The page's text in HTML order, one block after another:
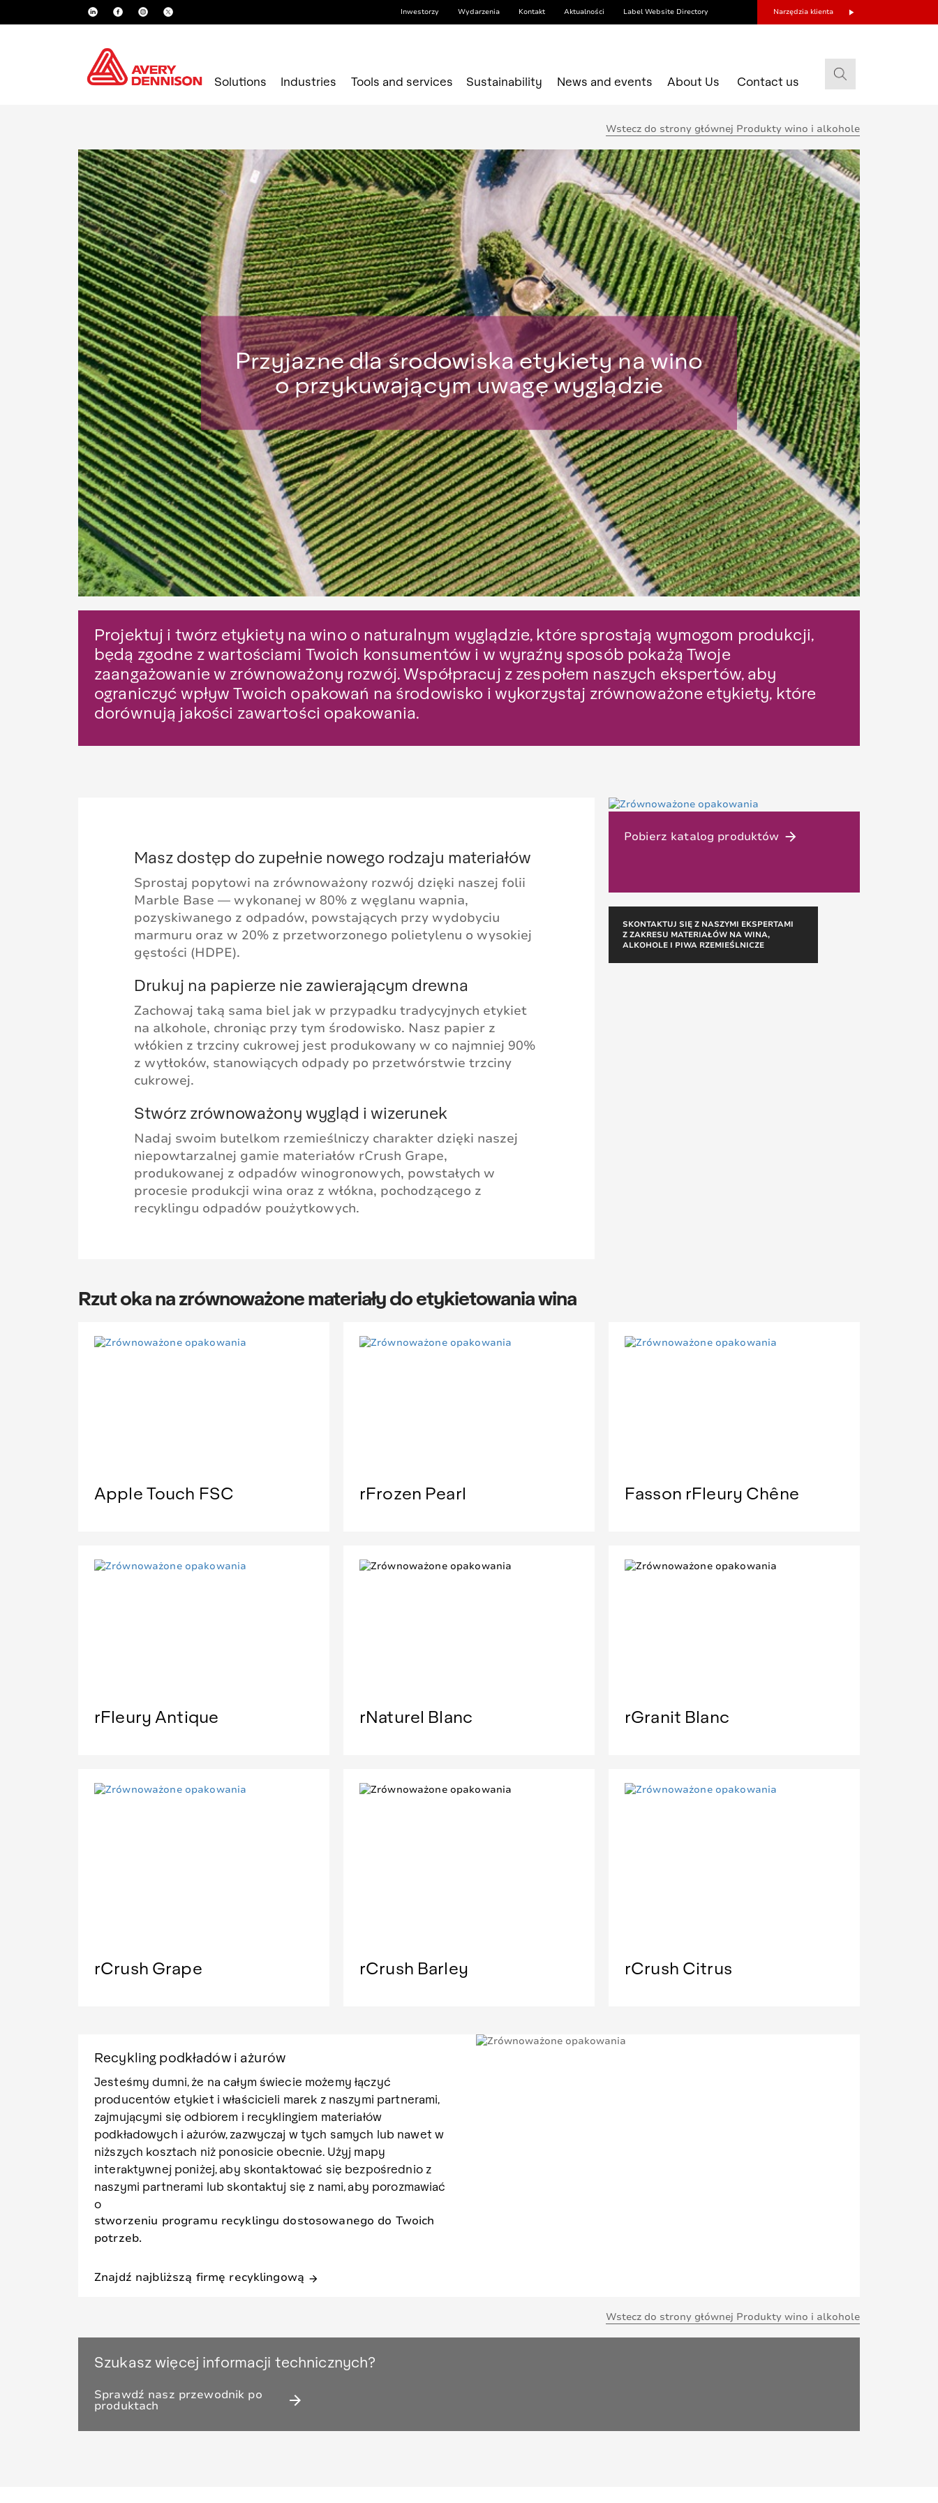
Inwestorzy Wydarzenia Kontakt Aktualności Label Website Directory Narzędzia klienta
Solutions Industries Tools and services Sustainability News and events About Us Contact us
Wstecz do strony głównej Produkty wino i alkohole
Przyjazne dla środowiska etykiety na wino
o przykuwającym uwagę wyglądzie
Projektuj i twórz etykiety na wino o naturalnym wyglądzie, które sprostają wymogom produkcji,
będą zgodne z wartościami Twoich konsumentów i w wyraźny sposób pokażą Twoje
zaangażowanie w zrównoważony rozwój. Współpracuj z zespołem naszych ekspertów, aby
ograniczyć wpływ Twoich opakowań na środowisko i wykorzystaj zrównoważone etykiety, które
dorównują jakości zawartości opakowania.
Masz dostęp do zupełnie nowego rodzaju materiałów
Sprostaj popytowi na zrównoważony rozwój dzięki naszej folii
Marble Base — wykonanej w 80% z węglanu wapnia,
pozyskiwanego z odpadów, powstających przy wydobyciu
marmuru oraz w 20% z przetworzonego polietylenu o wysokiej
gęstości (HDPE).
Drukuj na papierze nie zawierającym drewna
Zachowaj taką sama biel jak w przypadku tradycyjnych etykiet
na alkohole, chroniąc przy tym środowisko. Nasz papier z
włókien z trzciny cukrowej jest produkowany w co najmniej 90%
z wytłoków, stanowiących odpady po przetwórstwie trzciny
cukrowej.
Stwórz zrównoważony wygląd i wizerunek
Nadaj swoim butelkom rzemieślniczy charakter dzięki naszej
niepowtarzalnej gamie materiałów rCrush Grape,
produkowanej z odpadów winogronowych, powstałych w
procesie produkcji wina oraz z włókna, pochodzącego z
recyklingu odpadów poużytkowych.
Pobierz katalog produktów arrow_forward
SKONTAKTUJ SIĘ Z NASZYMI EKSPERTAMI
Z ZAKRESU MATERIAŁÓW NA WINA,
ALKOHOLE I PIWA RZEMIEŚLNICZE
Rzut oka na zrównoważone materiały do etykietowania wina
rFrozen Pearl Fasson rFleury Chêne
rFleury Antique rNaturel Blanc rGranit Blanc
rCrush Grape rCrush Barley rCrush Citrus
Recykling podkładów i ażurów
Jesteśmy dumni, że na całym świecie możemy łączyć
producentów etykiet i właścicieli marek z naszymi partnerami,
zajmującymi się odbiorem i recyklingiem materiałów
podkładowych i ażurów, zazwyczaj w tych samych lub nawet w
niższych kosztach niż ponosicie obecnie. Użyj mapy
interaktywnej poniżej, aby skontaktować się bezpośrednio z
naszymi partnerami lub skontaktuj się z nami, aby porozmawiać
o
stworzeniu programu recyklingu dostosowanego do Twoich
potrzeb.
Znajdź najbliższą firmę recyklingową arrow_forward
Wstecz do strony głównej Produkty wino i alkohole
Szukasz więcej informacji technicznych?
Sprawdź nasz przewodnik po
produktach arrow_forward